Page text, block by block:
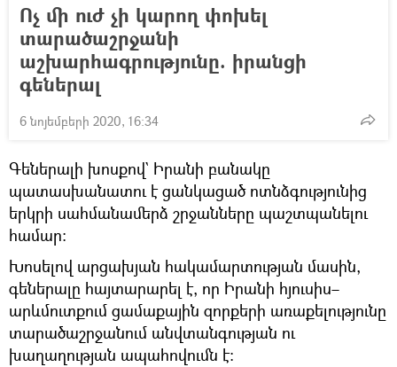
Ոչ մի ուժ չի կարող փոխել
տարածաշրջանի
աշխարհագրությունը. իրանցի
գեներալ
6 նոյեմբերի 2020, 16:34
Գեներալի խոսքով` Իրանի բանակը
պատասխանատու է ցանկացած ոտնձգությունից
երկրի սահմանամերձ շրջանները պաշտպանելու
համար։
Խոսելով արցախյան հակամարտության մասին,
գեներալը հայտարարել է, որ Իրանի հյուսիս–
արևմուտքում ցամաքային զորքերի առաքելությունը
տարածաշրջանում անվտանգության ու
խաղաղության ապահովումն է։